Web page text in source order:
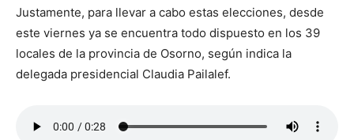
Justamente, para llevar a cabo estas elecciones, desde
este viernes ya se encuentra todo dispuesto en los 39
locales de la provincia de Osorno, según indica la
delegada presidencial Claudia Pailalef.